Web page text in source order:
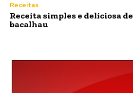
Receitas
Receita simples e deliciosa de
bacalhau